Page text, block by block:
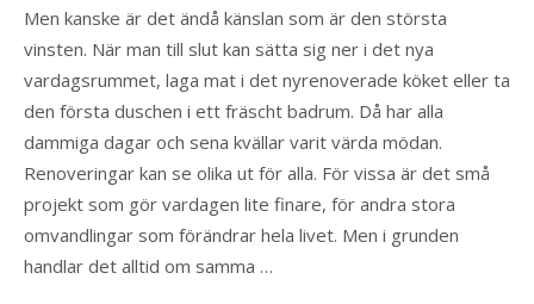
Men kanske är det ändå känslan som är den största
vinsten. När man till slut kan sätta sig ner i det nya
vardagsrummet, laga mat i det nyrenoverade köket eller ta
den första duschen i ett fräscht badrum. Då har alla
dammiga dagar och sena kvällar varit värda mödan.
Renoveringar kan se olika ut för alla. För vissa är det små
projekt som gör vardagen lite finare, för andra stora
omvandlingar som förändrar hela livet. Men i grunden
handlar det alltid om samma …